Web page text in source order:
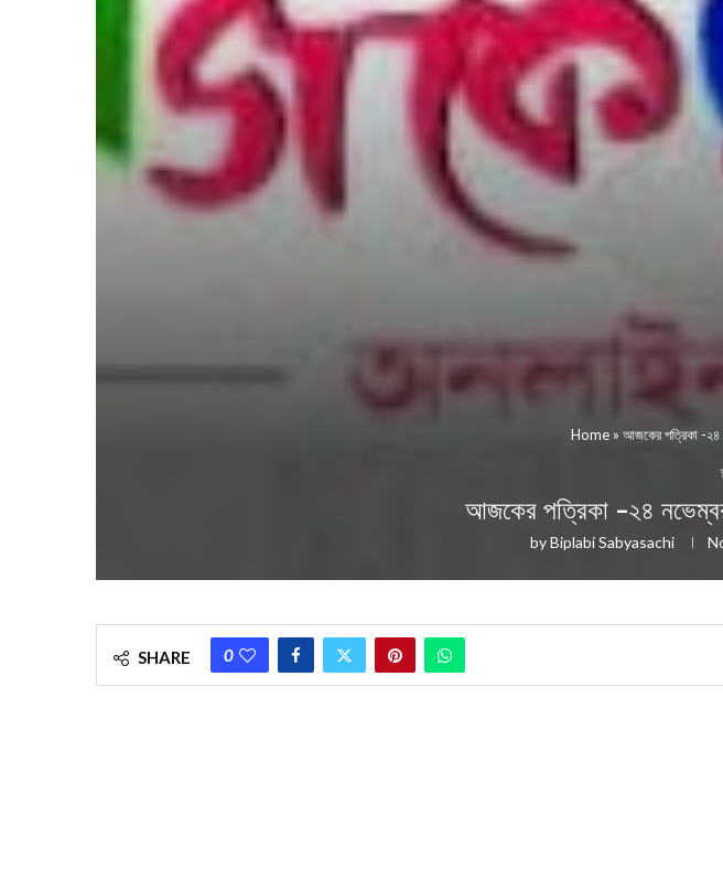
Home» আজকের পত্রিকা -২৪
আজকের পত্রিকা -২৪
byBiplabi Sabyasachi
SHARE 0